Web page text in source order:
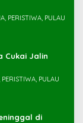
PERISTIWA, PULAU
Cukai Jalin
PULAU
di